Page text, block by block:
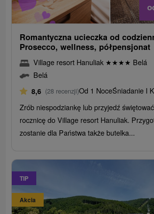
Romantyczna ucieczka od
Prosecco, wellness, półpensjonat
Village resort Hanuliak ★★★★ Belá
Belá
8,6 (28 recenzji)Od 1 NoceŚniadanie I
Zrób niespodziankę lub przyjedź
rocznicę do Village resort Hanuliak.
zostanie dla Państwa także butelka...
TIP
Akcia